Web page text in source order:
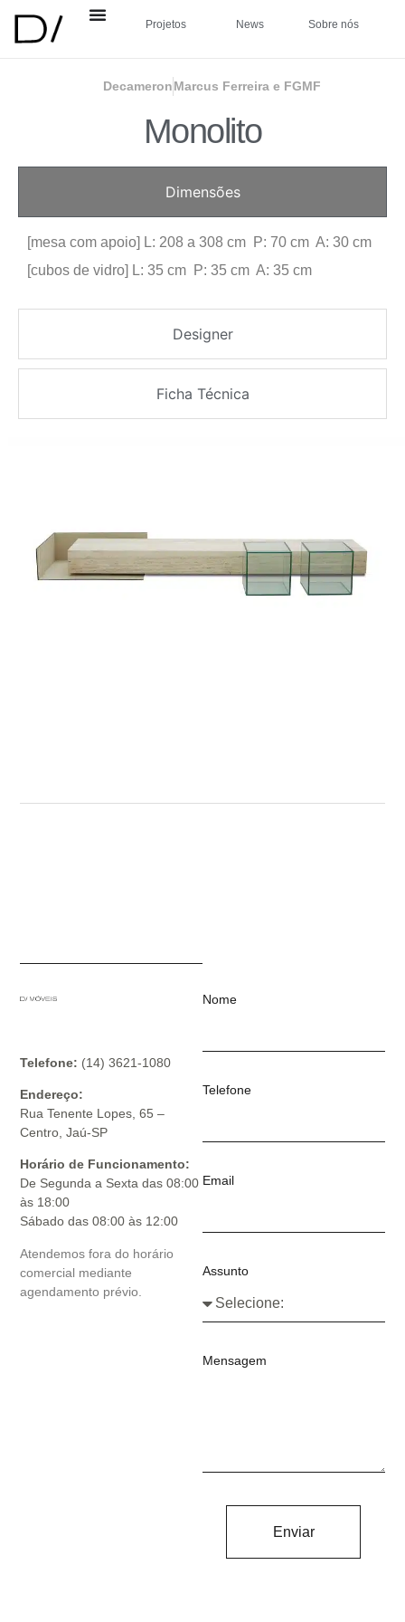
Projetos News Sobre nós
DecameronMarcus Ferreira e FGMF
Monolito
Dimensões
Designer
Ficha Técnica
[mesa com apoio] L: 208 a 308 cm P: 70 cm A: 30 cm
[cubos de vidro] L: 35 cm P: 35 cm A: 35 cm
Telefone: (14) 3621-1080
Endereço:
Rua Tenente Lopes, 65 –
Centro, Jaú-SP
Horário de Funcionamento:
De Segunda a Sexta das 08:00
às 18:00
Sábado das 08:00 às 12:00
Atendemos fora do horário
comercial mediante
agendamento prévio.
Nome
Telefone
Email
Assunto
Mensagem
Enviar